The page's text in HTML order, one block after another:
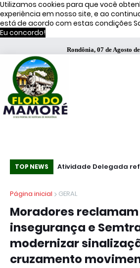
Utilizamos cookies para que você
experiência em nosso site, e ao
está de acordo com estas condições
Eu concordo!
Rondônia, 07 de Agosto
TOP NEWS
de Moraes
Atividade Delegada
Página inicial
GERAL
Moradores
insegurança e
modernizar
cruzamento